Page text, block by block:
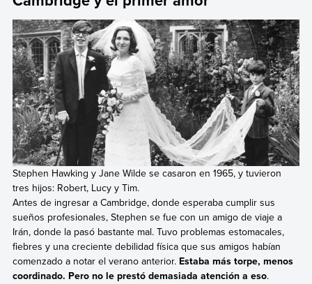
Stephen Hawking y Jane Wilde se casaron en 1965, y tuvieron
tres hijos: Robert, Lucy y Tim.
Antes de ingresar a Cambridge, donde esperaba cumplir sus
sueños profesionales, Stephen se fue con un amigo de viaje a
Irán, donde la pasó bastante mal. Tuvo problemas estomacales,
fiebres y una creciente debilidad física que sus amigos habían
comenzado a notar el verano anterior. Estaba más torpe, menos
coordinado. Pero no le prestó demasiada atención a eso.